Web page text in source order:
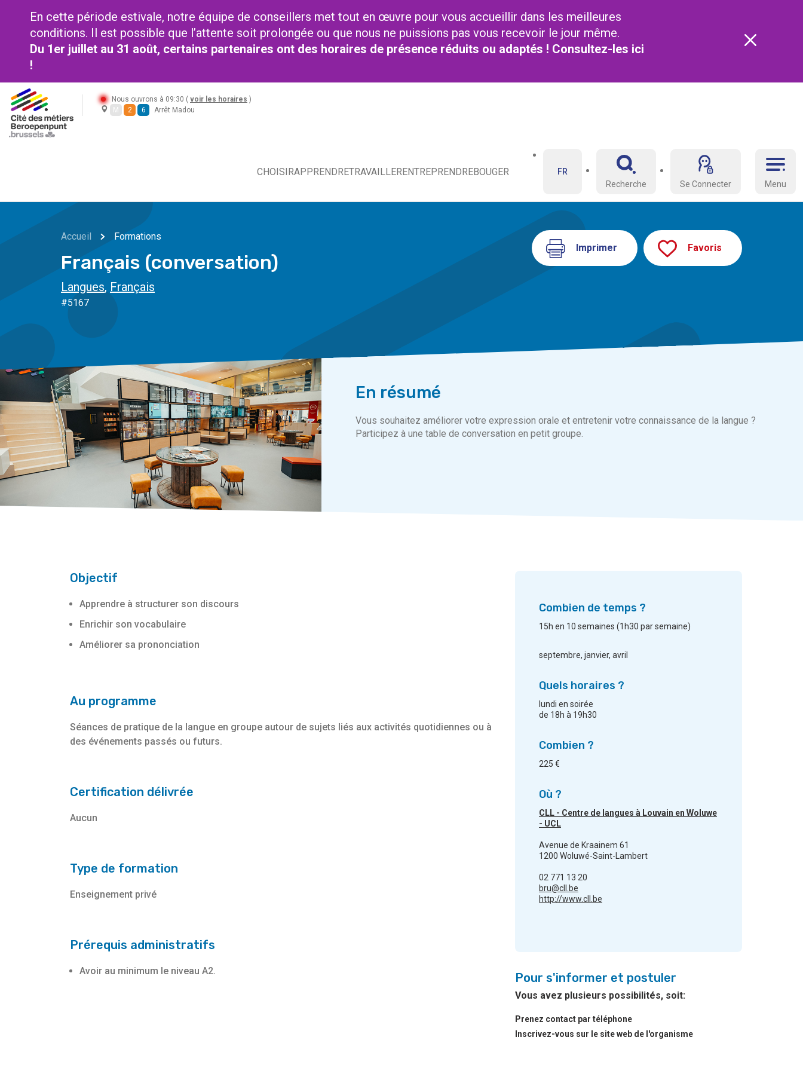
En cette période estivale, notre équipe de conseillers met tout en œuvre pour vous accueillir dans les meilleures
conditions. Il est possible que l’attente soit prolongée ou que nous ne puissions pas vous recevoir le jour même.
Du 1er juillet au 31 août, certains partenaires ont des horaires de présence réduits ou adaptés ! Consultez-les ici
!
Nous ouvrons à 09:30 ( voir les horaires )
M
2 6 Arrêt Madou
CHOISIRAPPRENDRETRAVAILLERENTREPRENDREBOUGER
Menu
FR
Recherche
Se Connecter
Accueil Formations
Français (conversation)
Langues, Français
#5167
Imprimer Favoris
En résumé
Vous souhaitez améliorer votre expression orale et entretenir votre connaissance de la langue ?
Participez à une table de conversation en petit groupe.
Objectif
Apprendre à structurer son discours
Enrichir son vocabulaire
Améliorer sa prononciation
Au programme
Séances de pratique de la langue en groupe autour de sujets liés aux activités quotidiennes ou à
des événements passés ou futurs.
Certification délivrée
Aucun
Type de formation
Enseignement privé
Prérequis administratifs
Avoir au minimum le niveau A2.
Combien de temps ?
15h en 10 semaines (1h30 par semaine)
septembre, janvier, avril
Quels horaires ?
lundi en soirée
de 18h à 19h30
Combien ?
225 €
Où ?
CLL - Centre de langues à Louvain en Woluwe
- UCL
Avenue de Kraainem 61
1200 Woluwé-Saint-Lambert
02 771 13 20
bru@cll.be
http://www.cll.be
Pour s'informer et postuler
Vous avez plusieurs possibilités, soit:
Prenez contact par téléphone
Inscrivez-vous sur le site web de l'organisme